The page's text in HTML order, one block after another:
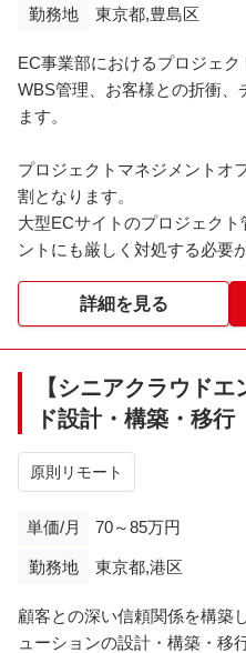
勤務地 東京都,豊島区
EC事業部におけるプロジェク
WBS管理、お客様との折衝、
ます。
プロジェクトマネジメントオ
割となります。
大型ECサイトのプロジェク
ントにも厳しく対処する必要
※その他詳細は面談時にご説
詳細を見る
【シニアクラウド
ド設計・構築・移行
原則リモート
単価/月 70～85万円
勤務地 東京都,港区
顧客との深い信頼関係を構築
ューションの設計・構築・移